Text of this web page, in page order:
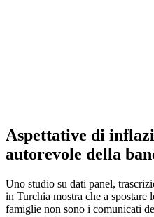
Aspettative di
autorevole della
Uno studio su dati panel,
in Turchia mostra che a spostare
famiglie non sono i comunicati